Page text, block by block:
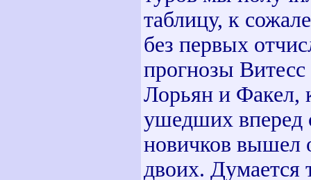
таблицу, к
без первых
прогнозы
Лорьян и Факел,
ушедших вперед
новичков вышел
двоих.